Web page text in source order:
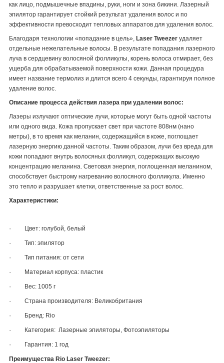
как лицо, подмышечные впадины, руки, ноги и зона бикини. Лазерный
эпилятор гарантирует стойкий результат удаления волос и по
эффективности превосходит тепловых аппаратов для удаления волос.
Благодаря технологии «попадание в цель», Laser Tweezer удаляет
отдельные нежелательные волосы. В результате попадания лазерного
луча в сердцевину волосяной фолликулы, корень волоса отмирает, без
ущерба для обрабатываемой поверхности кожи. Данная процедура
имеет название термолиз и длится всего 4 секунды, гарантируя полное
удаление волос.
Описание процесса действия лазера при удалении волос:
Лазеры излучают оптические лучи, которые могут быть одной частоты
или одного вида. Кожа пропускает свет при частоте 808нм (нано
метры), в то время как меланин, содержащийся в коже, поглощает
лазерную энергию данной частоты. Таким образом, лучи без вреда для
кожи попадают внутрь волосяных фолликул, содержащих высокую
концентрацию меланина. Световая энергия, поглощенная меланином,
способствует быстрому нагреванию волосяного фолликула. Именно
это тепло и разрушает клетки, ответственные за рост волос.
Характеристики:
· Цвет: голубой, белый
· Тип: эпилятор
· Тип питания: от сети
· Материал корпуса: пластик
· Вес: 1005 г
· Страна производителя: Великобритания
· Бренд: Rio
· Категория: Лазерные эпиляторы, Фотоэпиляторы
· Гарантия: 1 год
Преимущества Rio Laser Tweezer: